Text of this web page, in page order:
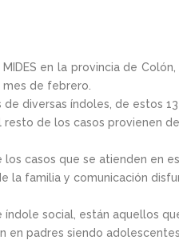
en la provincia de
de febrero.
diversas índoles, de estos
de los casos provienen
los casos que se atienden en
la familia y comunicación
social, están aquellos
en padres siendo adolescentes.